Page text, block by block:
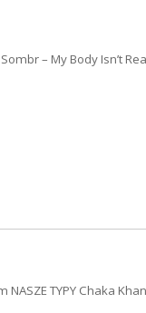
– My Body Isn’t
NASZE TYPY Chaka